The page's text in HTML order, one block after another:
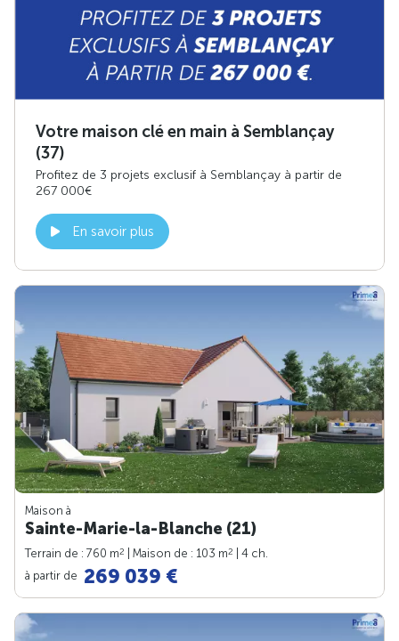
Votre maison clé en main à Semblançay
(37)
Profitez de 3 projets exclusif à Semblançay à partir de
267 000€
En savoir plus
Maison à
Sainte-Marie-la-Blanche (21)
Terrain de : 760 m2 | Maison de : 103 m2
| 4 ch.
à partir de 269 039 €